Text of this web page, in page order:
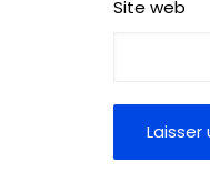
Site web